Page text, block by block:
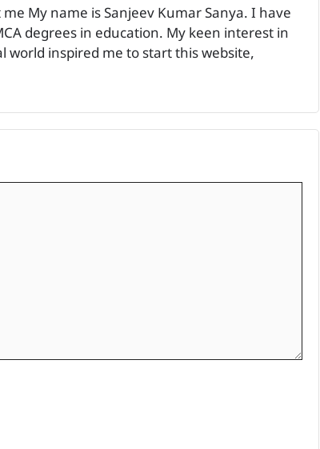
My name is Sanjeev Kumar Sanya. I have
degrees in education. My keen interest in
world inspired me to start this website,